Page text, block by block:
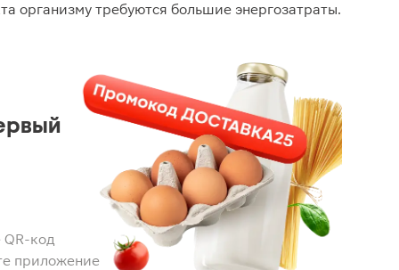
организму требуются большие энергозатраты.
код
приложение